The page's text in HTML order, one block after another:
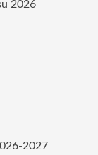
2026
2027